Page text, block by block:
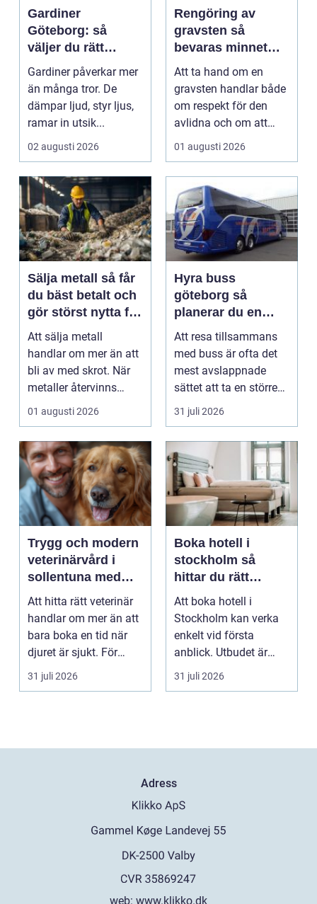
Gardiner
Göteborg: så
väljer du rätt
gardiner för hem
och offentlig miljö
Gardiner påverkar mer
än många tror. De
dämpar ljud, styr ljus,
ramar in utsik...
02 augusti 2026
Rengöring av
gravsten så
bevaras minnet
och stenen håller
Att ta hand om en
gravsten handlar både
om respekt för den
avlidna och om att
bevara en viktig plats...
01 augusti 2026
Sälja metall så får
du bäst betalt och
gör störst nytta för
miljön
Att sälja metall
handlar om mer än att
bli av med skrot. När
metaller återvinns
sparas stora
mängder...
01 augusti 2026
Hyra buss
göteborg så
planerar du en
trygg och smidig
gruppresa
Att resa tillsammans
med buss är ofta det
mest avslappnade
sättet att ta en större
grupp från punkt ...
31 juli 2026
Trygg och modern
veterinärvård i
sollentuna med
omnejd
Att hitta rätt veterinär
handlar om mer än att
bara boka en tid när
djuret är sjukt. För
många djurä...
31 juli 2026
Boka hotell i
stockholm så
hittar du rätt
boende för din
vistelse
Att boka hotell i
Stockholm kan verka
enkelt vid första
anblick. Utbudet är
stort, standarden är
gen...
31 juli 2026
Adress
web: www.klikko.dk